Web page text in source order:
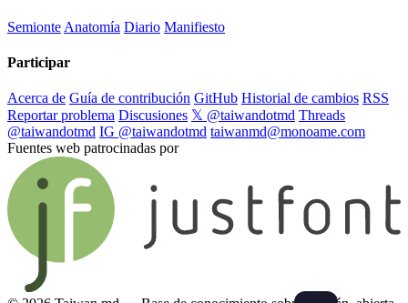
Semionte Anatomía Diario Manifiesto
Participar
Acerca de Guía de contribución GitHub Historial de cambios RSS
Reportar problema Discusiones 𝕏 @taiwandotmd Threads
@taiwandotmd IG @taiwandotmd taiwanmd@monoame.com
Fuentes web patrocinadas por